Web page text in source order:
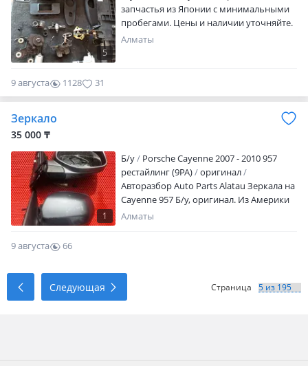
5
запчастья из Японии с минимальными
пробегами. Цены и наличии уточняйте.
Алматы
9 августа 1128 31
Зеркало
35 000 ₸
1
Б/y
Porsche Cayenne 2007 - 2010 957
рестайлинг (9PA)
оригинал
Авторазбор Auto Parts Alatau Зеркала на
Cayenne 957 Б/у, оригинал. Из Америки
Цена за одно Отправка в регионы есть
Алматы
9 августа
66
Следующая Страница